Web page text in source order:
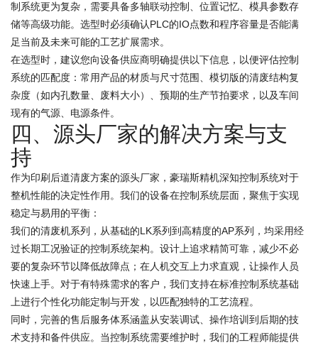
制系统更为复杂，需要具备多轴联动控制、位置记忆、模具参数存
储等高级功能。选型时必须确认PLC的IO点数和程序容量是否能满
足当前及未来可能的工艺扩展需求。
在选型时，建议您向设备供应商明确提供以下信息，以便评估控制
系统的匹配度：常用产品的材质与尺寸范围、模切版的清废结构复
杂度（如内孔数量、废料大小）、预期的生产节拍要求，以及车间
现有的气源、电源条件。
四、源头厂家的解决方案与支
持
作为印刷后道清废方案的源头厂家，豪瑞斯精机深知控制系统对于
整机性能的决定性作用。我们的设备在控制系统层面，聚焦于实现
稳定与易用的平衡：
我们的清废机系列，从基础的LK系列到高精度的AP系列，均采用经
过长期工况验证的控制系统架构。设计上追求精简可靠，减少不必
要的复杂环节以降低故障点；在人机交互上力求直观，让操作人员
快速上手。对于有特殊需求的客户，我们支持在标准控制系统基础
上进行个性化功能定制与开发，以匹配独特的工艺流程。
同时，完善的售后服务体系涵盖从安装调试、操作培训到后期的技
术支持和备件供应。当控制系统需要维护时，我们的工程师能提供